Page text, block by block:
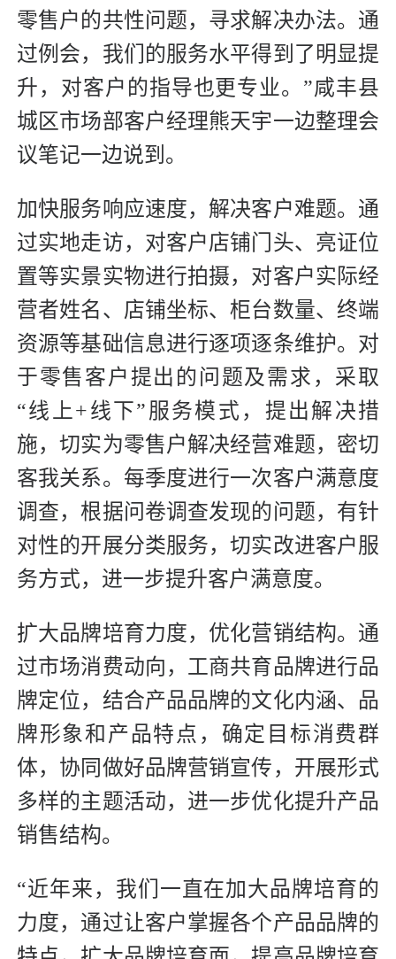
零售户的共性问题，寻求解决办法。通
过例会，我们的服务水平得到了明显提
升，对客户的指导也更专业。”咸丰县
城区市场部客户经理熊天宇一边整理会
议笔记一边说到。
加快服务响应速度，解决客户难题。通
过实地走访，对客户店铺门头、亮证位
置等实景实物进行拍摄，对客户实际经
营者姓名、店铺坐标、柜台数量、终端
资源等基础信息进行逐项逐条维护。对
于零售客户提出的问题及需求，采取
“线上+线下”服务模式，提出解决措
施，切实为零售户解决经营难题，密切
客我关系。每季度进行一次客户满意度
调查，根据问卷调查发现的问题，有针
对性的开展分类服务，切实改进客户服
务方式，进一步提升客户满意度。
扩大品牌培育力度，优化营销结构。通
过市场消费动向，工商共育品牌进行品
牌定位，结合产品品牌的文化内涵、品
牌形象和产品特点，确定目标消费群
体，协同做好品牌营销宣传，开展形式
多样的主题活动，进一步优化提升产品
销售结构。
“近年来，我们一直在加大品牌培育的
力度，通过让客户掌握各个产品品牌的